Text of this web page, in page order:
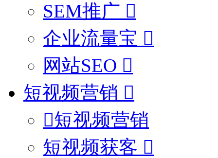
SEM推广
企业流量宝
网站SEO
短视频营销
短视频营销
短视频获客